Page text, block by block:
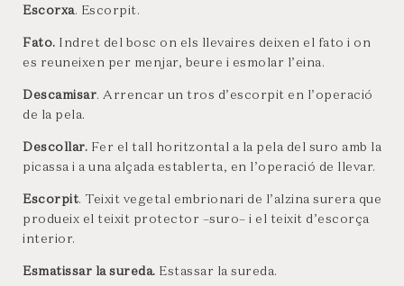
Escorxa. Escorpit.
Fato. Indret del bosc on els llevaires deixen el fato i on
es reuneixen per menjar, beure i esmolar l’eina.
Descamisar. Arrencar un tros d’escorpit en l’operació
de la pela.
Descollar. Fer el tall horitzontal a la pela del suro amb la
picassa i a una alçada establerta, en l’operació de llevar.
Escorpit. Teixit vegetal embrionari de l’alzina surera que
produeix el teixit protector –suro– i el teixit d’escorça
interior.
Esmatissar la sureda. Estassar la sureda.